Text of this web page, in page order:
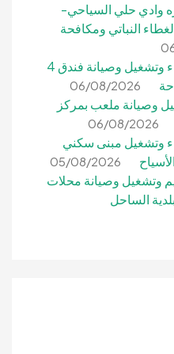
وادي حلي السياحي-
النباتي ومكافحة
منافسة عامة- إنشاء وتشغيل وصيانة فندق 4
06/08/2026
وصيانة ملعب بمركز
06/08/2026
وتشغيل مبنى سكني
05/08/2026
وتشغيل وصيانة محلات
الساحل